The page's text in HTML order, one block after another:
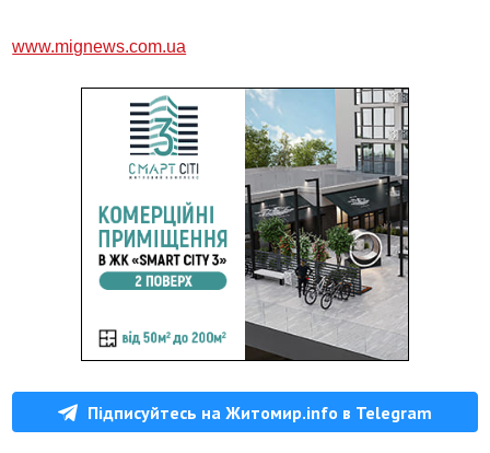
www.mignews.com.ua
Підписуйтесь на Житомир.info в Telegram